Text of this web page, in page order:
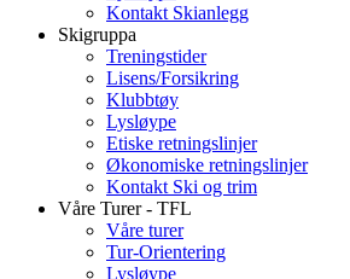
Kontakt Skianlegg
Skigruppa
Treningstider
Lisens/Forsikring
Klubbtøy
Lysløype
Etiske retningslinjer
Økonomiske retningslinjer
Kontakt Ski og trim
Våre Turer - TFL
Våre turer
Tur-Orientering
Lysløype